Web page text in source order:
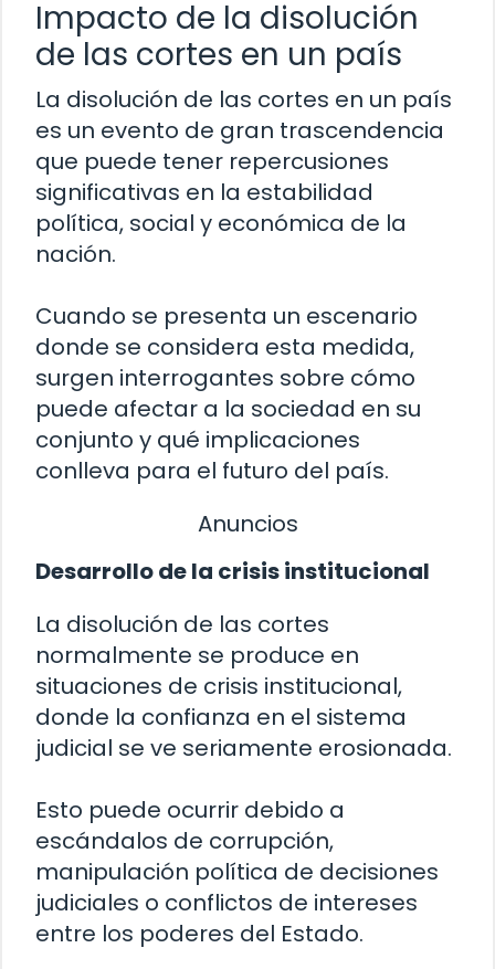
Impacto de la disolución
de las cortes en un país
La disolución de las cortes en un país
es un evento de gran trascendencia
que puede tener repercusiones
significativas en la estabilidad
política, social y económica de la
nación.
Cuando se presenta un escenario
donde se considera esta medida,
surgen interrogantes sobre cómo
puede afectar a la sociedad en su
conjunto y qué implicaciones
conlleva para el futuro del país.
Anuncios
Desarrollo de la crisis institucional
La disolución de las cortes
normalmente se produce en
situaciones de crisis institucional,
donde la confianza en el sistema
judicial se ve seriamente erosionada.
Esto puede ocurrir debido a
escándalos de corrupción,
manipulación política de decisiones
judiciales o conflictos de intereses
entre los poderes del Estado.